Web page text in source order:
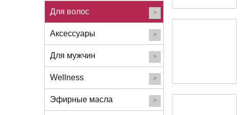
Для волос
Аксессуары
Для мужчин
Wellness
Эфирные масла